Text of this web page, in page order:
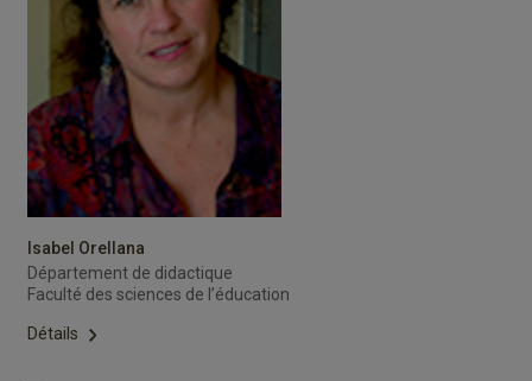
Isabel Orellana
Département de didactique
Faculté des sciences de l’éducation
Détails